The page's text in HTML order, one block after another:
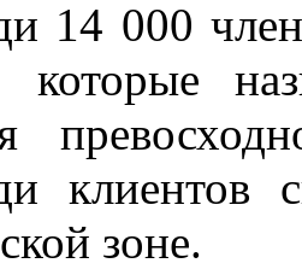
14 000
которые
клиентов
зоне.